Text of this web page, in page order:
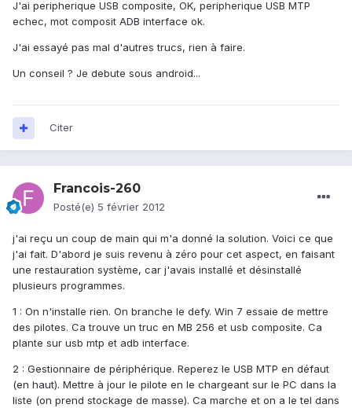
J'ai peripherique USB composite, OK, peripherique USB MTP
echec, mot composit ADB interface ok.
J'ai essayé pas mal d'autres trucs, rien à faire.
Un conseil ? Je debute sous android...
Citer
Francois-260
Posté(e) 5 février 2012
j'ai reçu un coup de main qui m'a donné la solution. Voici ce que
j'ai fait. D'abord je suis revenu à zéro pour cet aspect, en faisant
une restauration système, car j'avais installé et désinstallé
plusieurs programmes.
1 : On n'installe rien. On branche le defy. Win 7 essaie de mettre
des pilotes. Ca trouve un truc en MB 256 et usb composite. Ca
plante sur usb mtp et adb interface.
2 : Gestionnaire de périphérique. Reperez le USB MTP en défaut
(en haut). Mettre à jour le pilote en le chargeant sur le PC dans la
liste (on prend stockage de masse). Ca marche et on a le tel dans